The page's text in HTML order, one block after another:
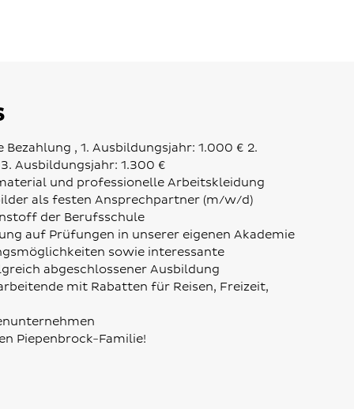
, 1. Ausbildungsjahr: 1.000 € 2.
Ausbildungsjahr: 1.300 €
und professionelle Arbeitskleidung
als festen Ansprechpartner (m/w/d)
der Berufsschule
auf Prüfungen in unserer eigenen Akademie
sowie interessante
abgeschlossener Ausbildung
mit Rabatten für Reisen, Freizeit,
Piepenbrock-Familie!